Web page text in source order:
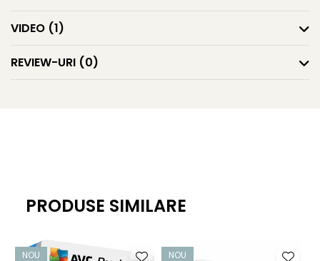
virușilor, viermilor sau troienilor
AntiMalware (AVG Resident Shield)
Ajută la protejarea identității clientului dvs. împotriva
informațiile personale. De asemenea, protejează parolele
VIDEO (1)
REVIEW-URI (0)
PRODUSE SIMILARE
NOU NOU